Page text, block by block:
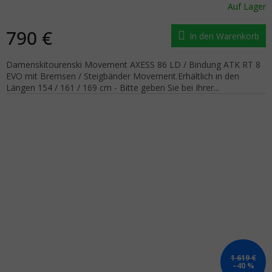
Auf Lager
790 € In den Warenkorb
Damenskitourenski Movement AXESS 86 LD / Bindung ATK RT 8
EVO mit Bremsen / Steigbänder Movement.Erhältlich in den
Längen 154 / 161 / 169 cm - Bitte geben Sie bei Ihrer...
1 619 €
–40 %